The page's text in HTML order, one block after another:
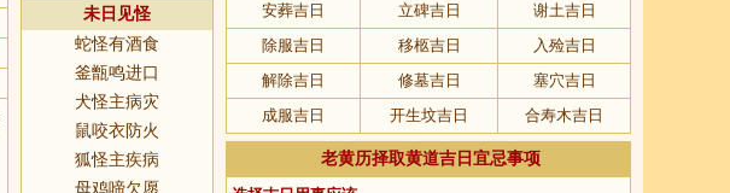
未日见怪
蛇怪有酒食
釜甑鸣进口
犬怪主病灾
鼠咬衣防火
狐怪主疾病
母鸡啼欠愿
安葬吉日
立碑吉日
谢土吉日
除服吉日
移柩吉日
入殓吉日
解除吉日
修墓吉日
塞穴吉日
成服吉日
开生坟吉日 合寿木吉日
老黄历择取黄道吉日宜忌事项